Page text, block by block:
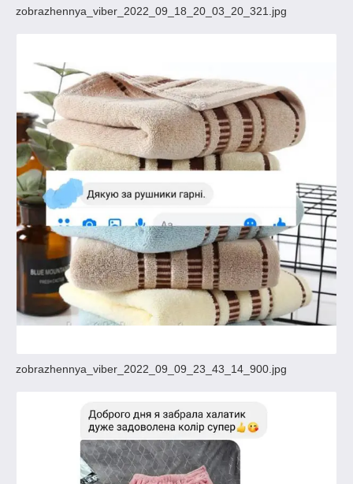
zobrazhennya_viber_2022_09_18_20_03_20_321.jpg
zobrazhennya_viber_2022_09_09_23_43_14_900.jpg